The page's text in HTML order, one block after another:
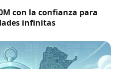
con la confianza para
infinitas